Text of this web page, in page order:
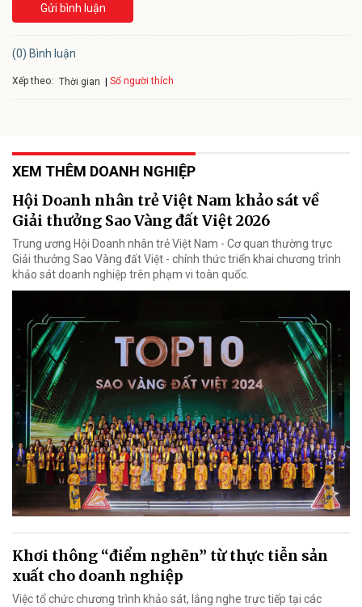
Gửi bình luận
(0) Bình luận
Xếp theo: Thời gian Số người thích
XEM THÊM DOANH NGHIỆP
Hội Doanh nhân trẻ Việt Nam khảo sát về
Giải thưởng Sao Vàng đất Việt 2026
Trung ương Hội Doanh nhân trẻ Việt Nam - Cơ quan thường trực
Giải thưởng Sao Vàng đất Việt - chính thức triển khai chương trình
khảo sát doanh nghiệp trên phạm vi toàn quốc.
Khơi thông “điểm nghẽn” từ thực tiễn sản
xuất cho doanh nghiệp
Việc tổ chức chương trình khảo sát, lắng nghe trực tiếp tại các